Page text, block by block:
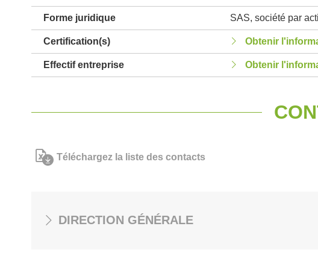
Forme juridique SAS, société par
Certification(s) Obtenir
Effectif entreprise Obtenir
Téléchargez la liste des contacts
DIRECTION GÉNÉRALE